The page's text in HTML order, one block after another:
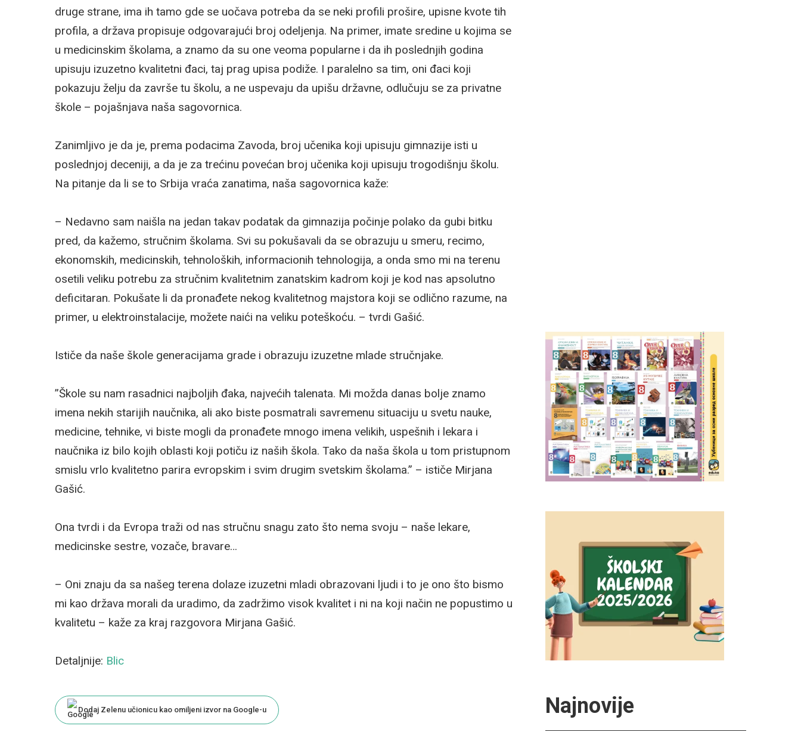
druge strane, ima ih tamo gde se uočava potreba da se neki profili prošire, upisne kvote tih
profila, a država propisuje odgovarajući broj odeljenja. Na primer, imate sredine u kojima se
u medicinskim školama, a znamo da su one veoma popularne i da ih poslednjih godina
upisuju izuzetno kvalitetni đaci, taj prag upisa podiže. I paralelno sa tim, oni đaci koji
pokazuju želju da završe tu školu, a ne uspevaju da upišu državne, odlučuju se za privatne
škole – pojašnjava naša sagovornica.
Zanimljivo je da je, prema podacima Zavoda, broj učenika koji upisuju gimnazije isti u
poslednjoj deceniji, a da je za trećinu povećan broj učenika koji upisuju trogodišnju školu.
Na pitanje da li se to Srbija vraća zanatima, naša sagovornica kaže:
– Nedavno sam naišla na jedan takav podatak da gimnazija počinje polako da gubi bitku
pred, da kažemo, stručnim školama. Svi su pokušavali da se obrazuju u smeru, recimo,
ekonomskih, medicinskih, tehnoloških, informacionih tehnologija, a onda smo mi na terenu
osetili veliku potrebu za stručnim kvalitetnim zanatskim kadrom koji je kod nas apsolutno
deficitaran. Pokušate li da pronađete nekog kvalitetnog majstora koji se odlično razume, na
primer, u elektroinstalacije, možete naići na veliku poteškoću. – tvrdi Gašić.
Ističe da naše škole generacijama grade i obrazuju izuzetne mlade stručnjake.
”Škole su nam rasadnici najboljih đaka, najvećih talenata. Mi možda danas bolje znamo
imena nekih starijih naučnika, ali ako biste posmatrali savremenu situaciju u svetu nauke,
medicine, tehnike, vi biste mogli da pronađete mnogo imena velikih, uspešnih i lekara i
naučnika iz bilo kojih oblasti koji potiču iz naših škola. Tako da naša škola u tom pristupnom
smislu vrlo kvalitetno parira evropskim i svim drugim svetskim školama.” – ističe Mirjana
Gašić.
Ona tvrdi i da Evropa traži od nas stručnu snagu zato što nema svoju – naše lekare,
medicinske sestre, vozače, bravare…
– Oni znaju da sa našeg terena dolaze izuzetni mladi obrazovani ljudi i to je ono što bismo
mi kao država morali da uradimo, da zadržimo visok kvalitet i ni na koji način ne popustimo u
kvalitetu – kaže za kraj razgovora Mirjana Gašić.
Detaljnije: Blic
Dodaj Zelenu učionicu kao omiljeni izvor na Google-u Najnovije